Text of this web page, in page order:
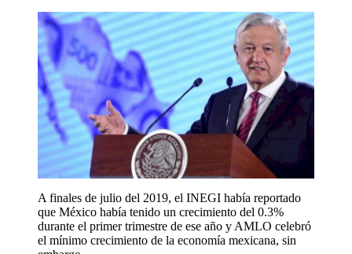
A finales de julio del 2019, el INEGI había reportado
que México había tenido un crecimiento del 0.3%
durante el primer trimestre de ese año y AMLO celebró
el mínimo crecimiento de la economía mexicana, sin